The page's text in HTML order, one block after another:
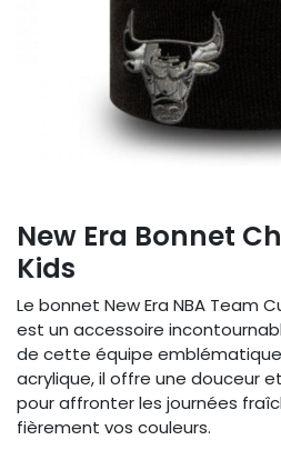
New Era Bonnet
Kids
Le bonnet New Era NBA Team
est un accessoire
de cette équipe
acrylique, il offre une douceur
pour affronter les journées
fièrement vos couleurs. ​